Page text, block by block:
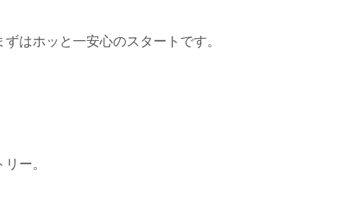
はホッと一安心のスタートです。
ー。